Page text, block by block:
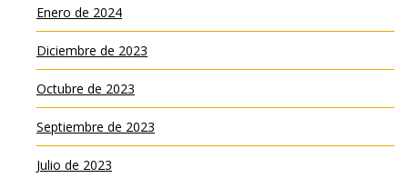
Enero de 2024
Diciembre de 2023
Octubre de 2023
Septiembre de 2023
Julio de 2023